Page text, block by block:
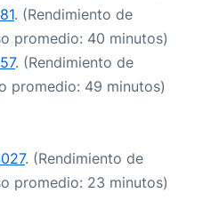
. (Rendimiento de
promedio: 40 minutos)
. (Rendimiento de
promedio: 49 minutos)
. (Rendimiento de
promedio: 23 minutos)